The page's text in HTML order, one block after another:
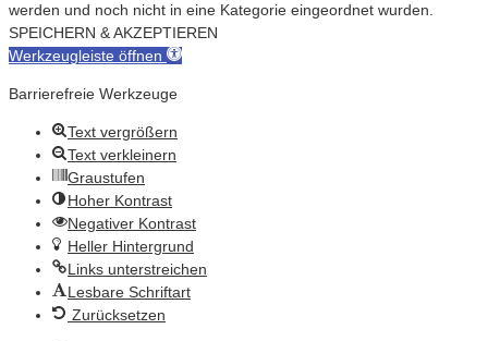
werden und noch nicht in eine Kategorie eingeordnet wurden.
SPEICHERN & AKZEPTIEREN
Werkzeugleiste öffnen
Barrierefreie Werkzeuge
Text vergrößern
Text verkleinern
Graustufen
Hoher Kontrast
Negativer Kontrast
Heller Hintergrund
Links unterstreichen
Lesbare Schriftart
Zurücksetzen